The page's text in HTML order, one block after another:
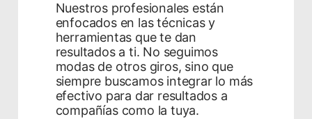
Nuestros profesionales están
enfocados en las técnicas y
herramientas que te dan
resultados a ti. No seguimos
modas de otros giros, sino que
siempre buscamos integrar lo más
efectivo para dar resultados a
compañías como la tuya.